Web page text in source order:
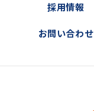
採用情報
お問い合わせ